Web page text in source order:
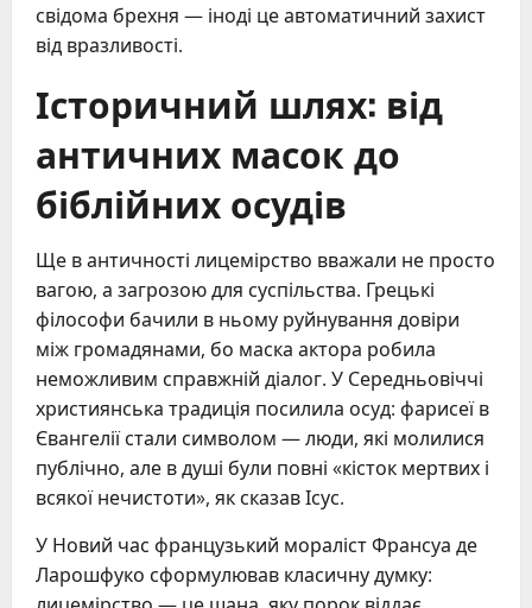
свідома брехня — іноді це автоматичний захист
від вразливості.
Історичний шлях: від
античних масок до
біблійних осудів
Ще в античності лицемірство вважали не просто
вагою, а загрозою для суспільства. Грецькі
філософи бачили в ньому руйнування довіри
між громадянами, бо маска актора робила
неможливим справжній діалог. У Середньовіччі
християнська традиція посилила осуд: фарисеї в
Євангелії стали символом — люди, які молилися
публічно, але в душі були повні «кісток мертвих і
всякої нечистоти», як сказав Ісус.
У Новий час французький мораліст Франсуа де
Ларошфуко сформулював класичну думку: